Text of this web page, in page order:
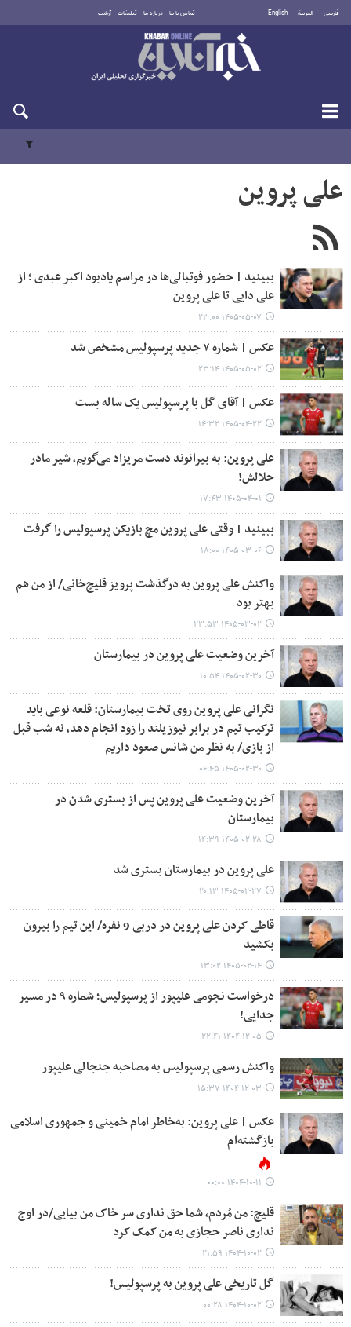
فارسی العربية English تماس با ما درباره ما تبلیغات آرشیو
پنجشنبه ۱۵ مرداد ۱۴۰۵
علی پروین
ببینید | حضور فوتبالی‌ها در مراسم یادبود اکبر عبدی ؛ از
علی دایی تا علی پروین
۱۴۰۵-۰۵-۰۷ ۲۳:۰۰
عکس | شماره ۷ جدید پرسپولیس مشخص شد
۱۴۰۵-۰۵-۰۲ ۲۳:۱۴
عکس | آقای گل با پرسپولیس یک ساله بست
۱۴۰۵-۰۴-۲۲ ۱۴:۳۲
علی پروین: به بیرانوند دست مریزاد می‌گویم، شیر مادر
حلالش!
۱۴۰۵-۰۴-۰۱ ۱۷:۴۳
ببینید | وقتی علی پروین مچ بازیکن پرسپولیس را گرفت
۱۴۰۵-۰۳-۰۶ ۱۸:۰۰
واکنش علی پروین به درگذشت پرویز قلیچ‌خانی/ از من هم
بهتر بود
۱۴۰۵-۰۳-۰۲ ۲۳:۵۳
آخرین وضعیت علی پروین در بیمارستان
۱۴۰۵-۰۲-۳۰ ۱۰:۵۴
نگرانی علی پروین روی تخت بیمارستان: قلعه نوعی باید
ترکیب تیم در برابر نیوزیلند را زود انجام دهد، نه شب قبل
از بازی/ به نظر من شانس صعود داریم
۱۴۰۵-۰۲-۳۰ ۰۶:۴۵
آخرین وضعیت علی پروین پس از بستری شدن در
بیمارستان
۱۴۰۵-۰۲-۲۸ ۱۴:۳۹
علی پروین در بیمارستان بستری شد
۱۴۰۵-۰۲-۲۷ ۲۰:۱۳
قاطی کردن علی پروین در دربی 9 نفره/ این تیم را بیرون
بکشید
۱۴۰۵-۰۲-۱۴ ۱۳:۰۲
درخواست نجومی علیپور از پرسپولیس؛ شماره ۹ در مسیر
جدایی!
۱۴۰۴-۱۲-۰۵ ۲۲:۴۱
واکنش رسمی پرسپولیس به مصاحبه جنجالی علیپور
۱۴۰۴-۱۲-۰۳ ۱۵:۳۷
عکس | علی پروین: به‌خاطر امام خمینی و جمهوری اسلامی
بازگشته‌ام
۱۴۰۴-۱۰-۱۱ ۰۰:۰۰
قلیچ: من مُردم، شما حق نداری سر خاک من بیایی/در اوج
نداری ناصر حجازی به من کمک کرد
۱۴۰۴-۱۰-۰۲ ۲۱:۵۹
گل تاریخی علی پروین به پرسپولیس!
۱۴۰۴-۱۰-۰۲ ۰۰:۲۸